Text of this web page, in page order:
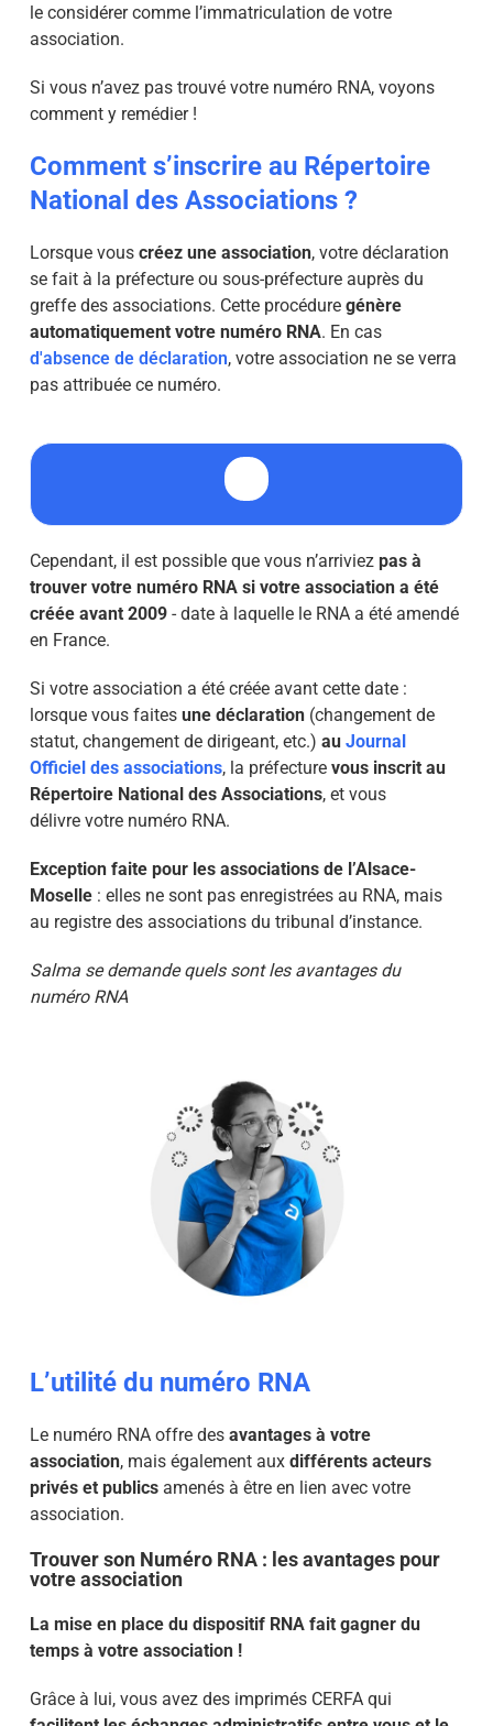
le considérer comme l’immatriculation de votre
association.
Si vous n’avez pas trouvé votre numéro RNA, voyons
comment y remédier !
Comment s’inscrire au Répertoire
National des Associations ?
Lorsque vous créez une association, votre déclaration
se fait à la préfecture ou sous-préfecture auprès du
greffe des associations. Cette procédure génère
automatiquement votre numéro RNA. En cas
d'absence de déclaration, votre association ne se verra
pas attribuée ce numéro.
Cependant, il est possible que vous n’arriviez pas à
trouver votre numéro RNA si votre association a été
créée avant 2009- date à laquelle le RNA a été amendé
en France.
Si votre association a été créée avant cette date :
lorsque vous faites une déclaration(changement de
statut, changement de dirigeant, etc.) au Journal
Officiel des associations, la préfecture vous inscrit au
Répertoire National des Associations, et vous
délivrevotre numéro RNA.
Exception faite pour les associations de l’Alsace-
Moselle: elles ne sont pas enregistrées au RNA, mais
au registre des associations du tribunal d’instance.
Salma se demande quels sont les avantages du
numéro RNA
L’utilité du numéro RNA
Le numéro RNA offre des avantages à votre
association, mais également aux différents acteurs
privés et publicsamenés à être en lien avec votre
association.
Trouver son Numéro RNA : les avantages pour
votre association
La mise en place du dispositif RNA fait gagner du
temps à votre association !
Grâce à lui, vous avez des imprimés CERFA qui